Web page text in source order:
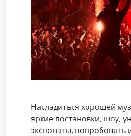
Насладиться хорошей
яркие постановки, шоу,
экспонаты, попробовать